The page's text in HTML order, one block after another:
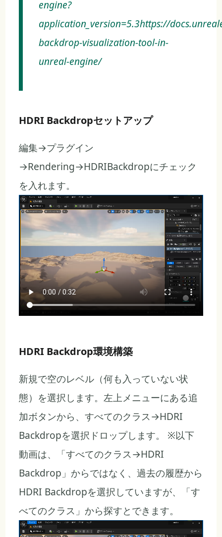
engine?
application_version=5.3https://
backdrop-visualization-tool-in-
unreal-engine/
HDRI Backdropセットアップ
編集→プラグイン
→Rendering→HDRIBackdropにチェック
を入れます。
HDRI Backdrop環境構築
新規で空のレベル（何も入っていない状
態）を選択します。左上メニューにある追
加ボタンから、すべてのクラス→HDRI
Backdropを選択ドロップします。 ※以下
動画は、「すべてのクラス→HDRI
Backdrop」からではなく、過去の履歴から
HDRI Backdropを選択していますが、「す
べてのクラス」から探すとできます。